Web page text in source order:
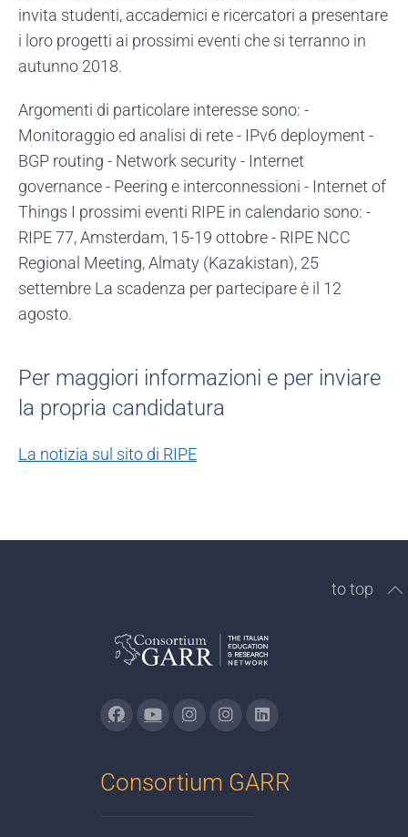
invita studenti, accademici e ricercatori a presentare
i loro progetti ai prossimi eventi che si terranno in
autunno 2018.
Argomenti di particolare interesse sono: -
Monitoraggio ed analisi di rete - IPv6 deployment -
BGP routing - Network security - Internet
governance - Peering e interconnessioni - Internet of
Things I prossimi eventi RIPE in calendario sono: -
RIPE 77, Amsterdam, 15-19 ottobre - RIPE NCC
Regional Meeting, Almaty (Kazakistan), 25
settembre La scadenza per partecipare è il 12
agosto.
Per maggiori informazioni e per inviare
la propria candidatura
La notizia sul sito di RIPE
to top
Consortium GARR